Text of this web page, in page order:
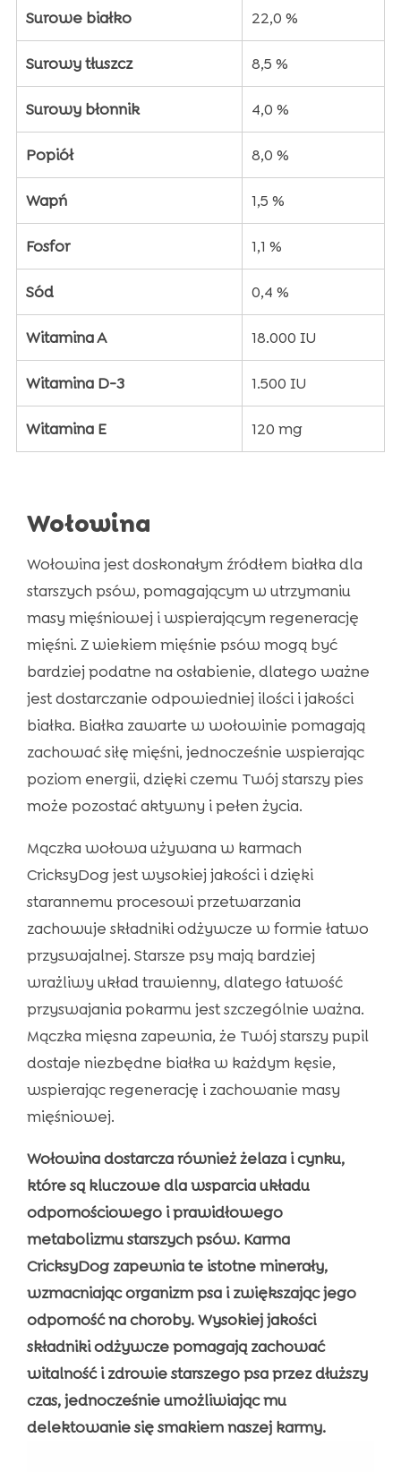
Surowe białko 22,0 %
Surowy tłuszcz 8,5 %
Surowy błonnik 4,0 %
Popiół 8,0 %
Wapń 1,5 %
Fosfor 1,1 %
Sód 0,4 %
Witamina A 18.000 IU
Witamina D-3 1.500 IU
Witamina E 120 mg
Wołowina
Wołowina jest doskonałym źródłem białka dla
starszych psów, pomagającym w utrzymaniu
masy mięśniowej i wspierającym regenerację
mięśni. Z wiekiem mięśnie psów mogą być
bardziej podatne na osłabienie, dlatego ważne
jest dostarczanie odpowiedniej ilości i jakości
białka. Białka zawarte w wołowinie pomagają
zachować siłę mięśni, jednocześnie wspierając
poziom energii, dzięki czemu Twój starszy pies
może pozostać aktywny i pełen życia.
Mączka wołowa używana w karmach
CricksyDog jest wysokiej jakości i dzięki
starannemu procesowi przetwarzania
zachowuje składniki odżywcze w formie łatwo
przyswajalnej. Starsze psy mają bardziej
wrażliwy układ trawienny, dlatego łatwość
przyswajania pokarmu jest szczególnie ważna.
Mączka mięsna zapewnia, że Twój starszy pupil
dostaje niezbędne białka w każdym kęsie,
wspierając regenerację i zachowanie masy
mięśniowej.
Wołowina dostarcza również żelaza i cynku,
które są kluczowe dla wsparcia układu
odpornościowego i prawidłowego
metabolizmu starszych psów. Karma
CricksyDog zapewnia te istotne minerały,
wzmacniając organizm psa i zwiększając jego
odporność na choroby. Wysokiej jakości
składniki odżywcze pomagają zachować
witalność i zdrowie starszego psa przez dłuższy
czas, jednocześnie umożliwiając mu
delektowanie się smakiem naszej karmy.